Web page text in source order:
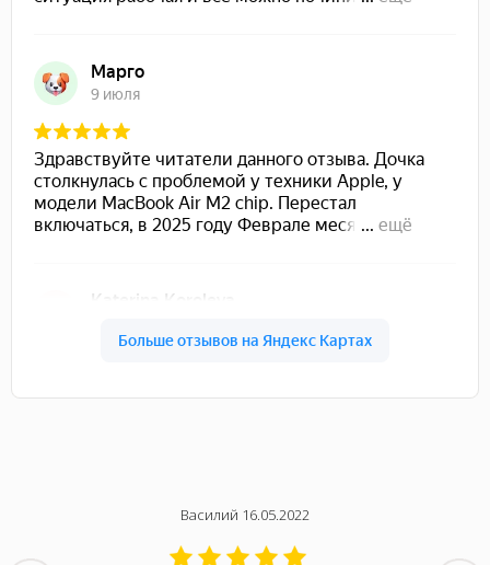
Василий 16.05.2022